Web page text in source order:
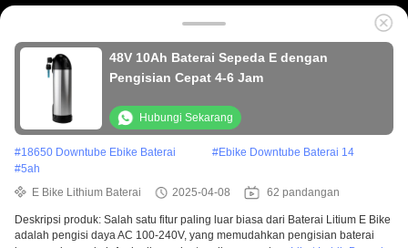
48V 10Ah Baterai Sepeda E dengan
Pengisian Cepat 4-6 Jam
Hubungi Sekarang
#18650 Downtube Ebike Baterai #Ebike Downtube Baterai 14
#5ah
E Bike Lithium Baterai
2025-04-08 62 pandangan
Deskripsi produk: Salah satu fitur paling luar biasa dari Baterai Litium E Bike
adalah pengisi daya AC 100-240V, yang memudahkan pengisian baterai